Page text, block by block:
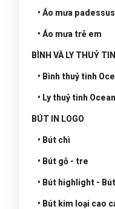
• Áo mưa padessus
• Áo mưa trẻ em
BÌNH VÀ LY THUỶ
• Bình thuỷ tinh
• Ly thuỷ tinh Ocean
BÚT IN LOGO
• Bút chì
• Bút gỗ - tre
• Bút highlight -
• Bút kim loại cao